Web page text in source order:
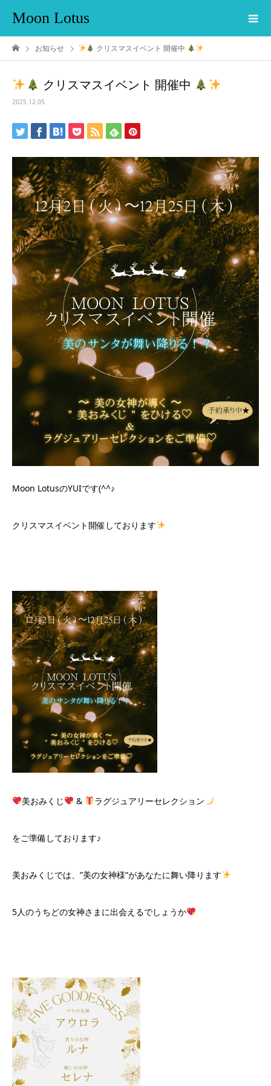
Moon Lotus
お知らせ クリスマスイベント 開催中
クリスマスイベント 開催中
2025.12.05
Moon LotusのYUIです(^^♪
クリスマスイベント開催しております
美おみくじ & ラグジュアリーセレクション
をご準備しております♪
美おみくじでは、”美の女神様”があなたに舞い降ります
5人のうちどの女神さまに出会えるでしょうか